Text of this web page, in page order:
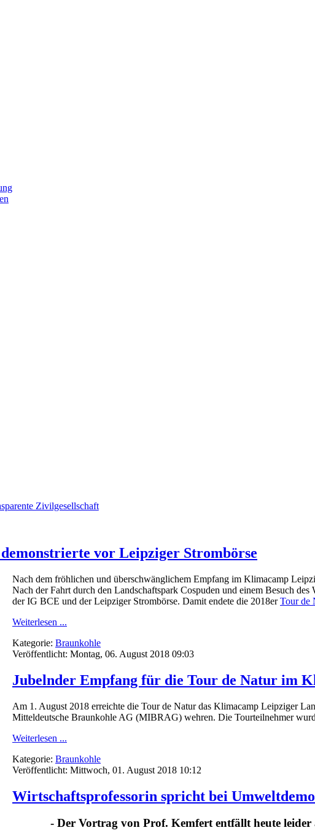
vor Leipziger Strombörse
Nach dem fröhlichen und überschwänglichem Empfang im Klimacamp
Nach der Fahrt durch den Landschaftspark Cospuden und einem Besuch
der IG BCE und der Leipziger Strombörse. Damit endete die 2018erTour de
Weiterlesen ...
Kategorie: Braunkohle
Veröffentlicht: Montag, 06. August 2018 09:03
Jubelnder Empfang für die Tour de Natur im
Am 1. August 2018 erreichte die Tour de Natur das Klimacamp Leipziger
Mitteldeutsche Braunkohle AG (MIBRAG) wehren. Die Tourteilnehmer
Weiterlesen ...
Kategorie: Braunkohle
Veröffentlicht: Mittwoch, 01. August 2018 10:12
Wirtschaftsprofessorin spricht bei
- Der Vortrag von Prof. Kemfert entfällt heute leider